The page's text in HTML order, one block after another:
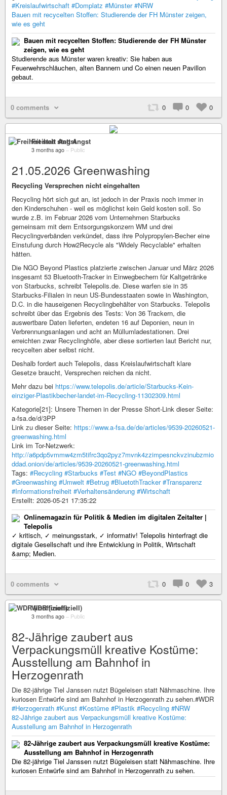
#Kreislaufwirtschaft #Domplatz #Münster #NRW
Bauen mit recycelten Stoffen: Studierende der FH Münster zeigen,
wie es geht
Bauen mit recycelten Stoffen: Studierende der FH Münster
zeigen, wie es geht
Studierende aus Münster waren kreativ: Sie haben aus
Feuerwehrschläuchen, alten Bannern und Co einen neuen Pavillon
gebaut.
0 comments 0 0 0
Freiheit statt Angst
3 months ago – Public
21.05.2026 Greenwashing
Recycling Versprechen nicht eingehalten
Recycling hört sich gut an, ist jedoch in der Praxis noch immer in
den Kinderschuhen - weil es möglichst kein Geld kosten soll. So
wurde z.B. im Februar 2026 vom Unternehmen Starbucks
gemeinsam mit dem Entsorgungskonzern WM und drei
Recyclingverbänden verkündet, dass ihre Polypropylen-Becher eine
Einstufung durch How2Recycle als "Widely Recyclable" erhalten
hätten.
Die NGO Beyond Plastics platzierte zwischen Januar und März 2026
insgesamt 53 Bluetooth-Tracker in Einwegbechern für Kaltgetränke
von Starbucks, schreibt Telepolis.de. Diese warfen sie in 35
Starbucks-Filialen in neun US-Bundesstaaten sowie in Washington,
D.C. in die hauseigenen Recyclingbehälter von Starbucks. Telepolis
schreibt über das Ergebnis des Tests: Von 36 Trackern, die
auswertbare Daten lieferten, endeten 16 auf Deponien, neun in
Verbrennungsanlagen und acht an Müllumladestationen. Drei
erreichten zwar Recyclinghöfe, aber diese sortierten laut Bericht nur,
recycelten aber selbst nicht.
Deshalb fordert auch Telepolis, dass Kreislaufwirtschaft klare
Gesetze braucht, Versprechen reichen da nicht.
Mehr dazu bei https://www.telepolis.de/article/Starbucks-Kein-
einziger-Plastikbecher-landet-im-Recycling-11302309.html
Kategorie[21]: Unsere Themen in der Presse Short-Link dieser Seite:
a-fsa.de/d/3PP
Link zu dieser Seite: https://www.a-fsa.de/de/articles/9539-20260521-
greenwashing.html
Link im Tor-Netzwerk:
http://a6pdp5vmmw4zm5tifrc3qo2pyz7mvnk4zzimpesnckvzinubzmio
ddad.onion/de/articles/9539-20260521-greenwashing.html
Tags: #Recycling #Starbucks #Test #NGO #BeyondPlastics
#Greenwashing #Umwelt #Betrug #BluetothTracker #Transparenz
#Informationsfreiheit #Verhaltensänderung #Wirtschaft
Erstellt: 2026-05-21 17:35:22
Onlinemagazin für Politik & Medien im digitalen Zeitalter |
Telepolis
✓ kritisch, ✓ meinungsstark, ✓ informativ! Telepolis hinterfragt die
digitale Gesellschaft und ihre Entwicklung in Politik, Wirtschaft
&amp; Medien.
0 comments 0 0 3
WDR (inoffiziell)
3 months ago – Public
82-Jährige zaubert aus
Verpackungsmüll kreative Kostüme:
Ausstellung am Bahnhof in
Herzogenrath
Die 82-jährige Tiel Janssen nutzt Bügeleisen statt Nähmaschine. Ihre
kuriosen Entwürfe sind am Bahnhof in Herzogenrath zu sehen.#WDR
#Herzogenrath #Kunst #Kostüme #Plastik #Recycling #NRW
82-Jährige zaubert aus Verpackungsmüll kreative Kostüme:
Ausstellung am Bahnhof in Herzogenrath
82-Jährige zaubert aus Verpackungsmüll kreative Kostüme:
Ausstellung am Bahnhof in Herzogenrath
Die 82-jährige Tiel Janssen nutzt Bügeleisen statt Nähmaschine. Ihre
kuriosen Entwürfe sind am Bahnhof in Herzogenrath zu sehen.